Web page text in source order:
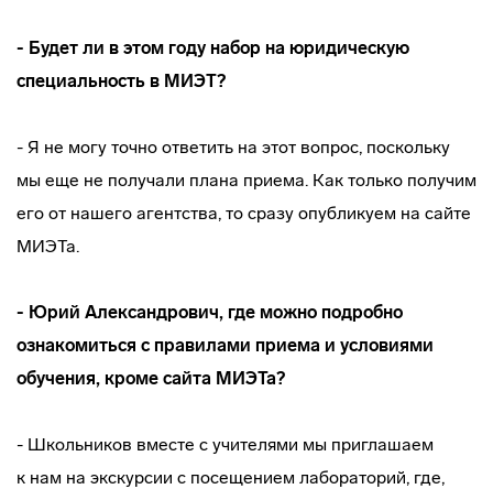
- Будет ли в этом году набор на юридическую
специальность в МИЭТ?
- Я не могу точно ответить на этот вопрос, поскольку
мы еще не получали плана приема. Как только получим
его от нашего агентства, то сразу опубликуем на сайте
МИЭТа.
- Юрий Александрович, где можно подробно
ознакомиться с правилами приема и условиями
обучения, кроме сайта МИЭТа?
- Школьников вместе с учителями мы приглашаем
к нам на экскурсии с посещением лабораторий, где,